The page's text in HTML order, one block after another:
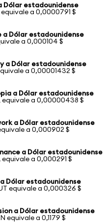
Dólar estadounidense
equivale a 0,0000791 $
a Dólar estadounidense
a 0,000104 $
a Dólar estadounidense
a 0,00001432 $
a Dólar estadounidense
equivale a 0,00000438 $
a Dólar estadounidense
a 0,000902 $
a Dólar estadounidense
equivale a 0,000291 $
a Dólar estadounidense
equivale a 0,000326 $
a Dólar estadounidense
equivale a 0,1179 $